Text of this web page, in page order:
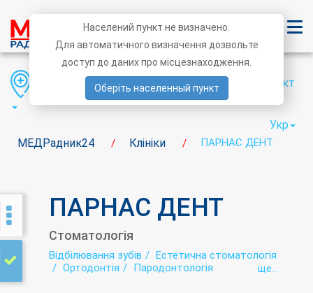
МЕДРадник24 / Клініки / ПАРНАС ДЕНТ
Область Район Населений пункт
Укр
ПАРНАС ДЕНТ
Стоматологія
Відбілювання зубів
Естетична стоматологія
Ортодонтія
Пародонтологія
ще...
Населений пункт не визначено.
Для автоматичного визначення дозвольте
доступ до даних про місцезнаходження.
Оберіть населенный пункт